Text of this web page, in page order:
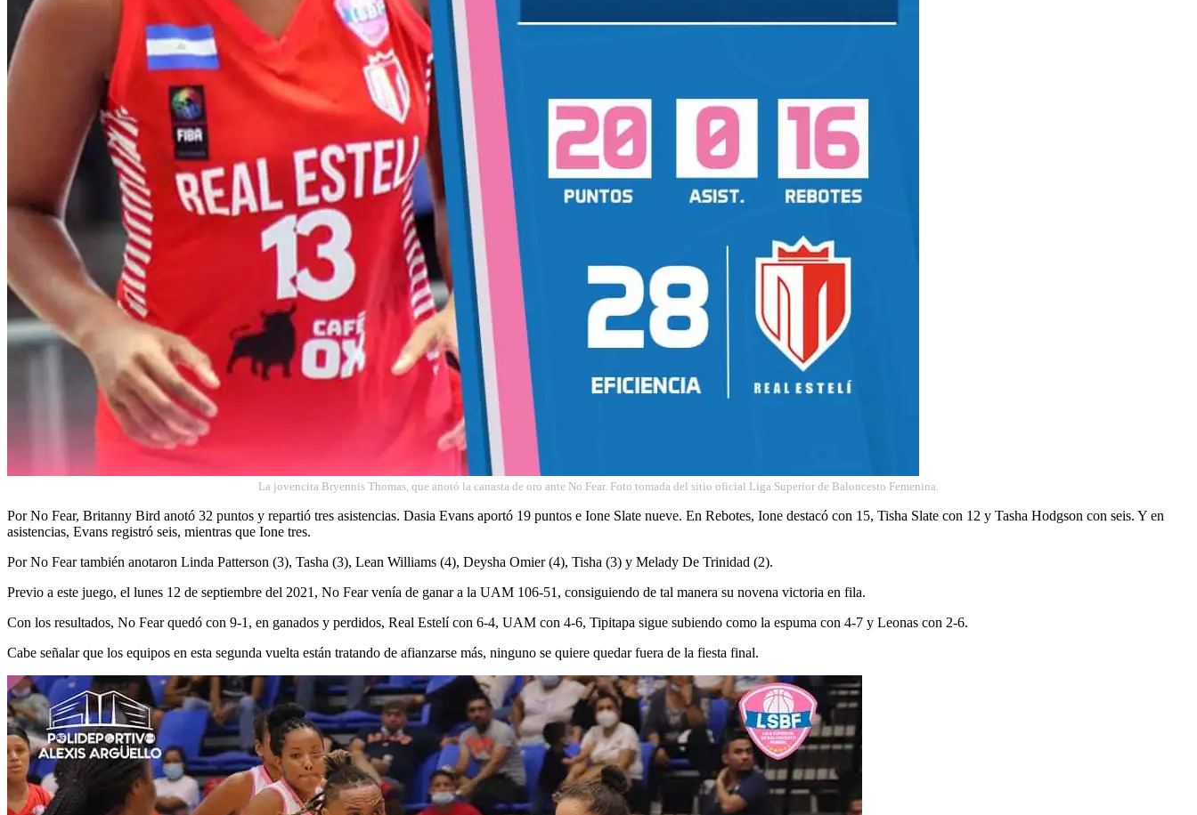
La jovencita Bryennis Thomas, que anotó la canasta de oro ante No Fear. Foto tomada del sitio oficial Liga Superior de Baloncesto Femenina.
Por No Fear, Britanny Bird anotó 32 puntos y repartió tres asistencias. Dasia Evans aportó 19 puntos e Ione Slate nueve. En Rebotes, Ione destacó con 15, Tisha Slate con 12 y Tasha Hodgson con seis. Y en
asistencias, Evans registró seis, mientras que Ione tres.
Por No Fear también anotaron Linda Patterson (3), Tasha (3), Lean Williams (4), Deysha Omier (4), Tisha (3) y Melady De Trinidad (2).
Previo a este juego, el lunes 12 de septiembre del 2021, No Fear venía de ganar a la UAM 106-51, consiguiendo de tal manera su novena victoria en fila.
Con los resultados, No Fear quedó con 9-1, en ganados y perdidos, Real Estelí con 6-4, UAM con 4-6, Tipitapa sigue subiendo como la espuma con 4-7 y Leonas con 2-6.
Cabe señalar que los equipos en esta segunda vuelta están tratando de afianzarse más, ninguno se quiere quedar fuera de la fiesta final.